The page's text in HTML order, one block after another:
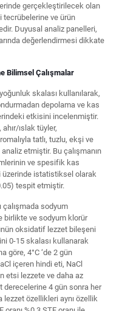
gerçekleştirilecek olan
tecrübelerine ve ürün
Duyusal analiz panelleri,
değerlendirmesi dikkate
Bilimsel Çalışmalar
skalası kullanılarak,
depolama ve kas
etkisini incelenmiştir.
ıslak tüyler,
tatlı, tuzlu, ekşi ve
etmiştir. Bu çalışmanın
ve spesifik kas
üzerinde istatistiksel olarak
tespit etmiştir.
çalışmada sodyum
birlikte ve sodyum klorür
oksidatif lezzet bileşeni
0-15 skalası kullanarak
göre, 4°C ‘de 2 gün
içeren hindi eti, NaCl
etsi lezzete ve daha az
derecelerine 4 gün sonra her
özellikleri aynı özellik